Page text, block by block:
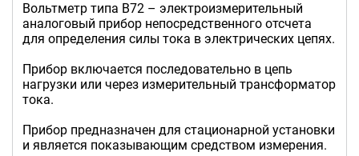
Вольтметр типа В72 – электроизмерительный
аналоговый прибор непосредственного отсчета
для определения силы тока в электрических цепях.
Прибор включается последовательно в цепь
нагрузки или через измерительный трансформатор
тока.
Прибор предназначен для стационарной установки
и является показывающим средством измерения.